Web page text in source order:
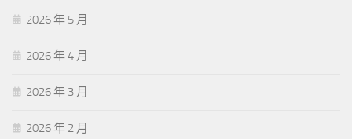
2026 年 5 月
2026 年 4 月
2026 年 3 月
2026 年 2 月